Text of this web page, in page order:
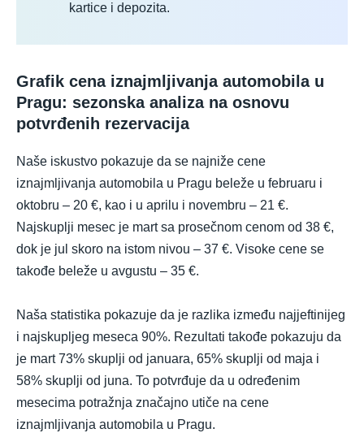
kartice i depozita.
Grafik cena iznajmljivanja automobila u
Pragu: sezonska analiza na osnovu
potvrđenih rezervacija
Naše iskustvo pokazuje da se najniže cene
iznajmljivanja automobila u Pragu beleže u februaru i
oktobru – 20 €, kao i u aprilu i novembru – 21 €.
Najskuplji mesec je mart sa prosečnom cenom od 38 €,
dok je jul skoro na istom nivou – 37 €. Visoke cene se
takođe beleže u avgustu – 35 €.
Naša statistika pokazuje da je razlika između najjeftinijeg
i najskupljeg meseca 90%. Rezultati takođe pokazuju da
je mart 73% skuplji od januara, 65% skuplji od maja i
58% skuplji od juna. To potvrđuje da u određenim
mesecima potražnja značajno utiče na cene
iznajmljivanja automobila u Pragu.